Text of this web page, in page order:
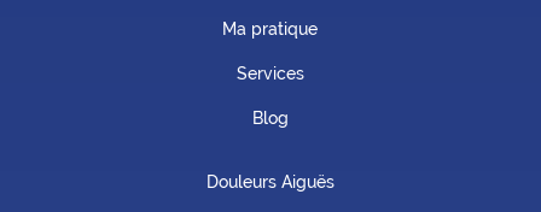
Ma pratique
Services
Blog
Douleurs Aiguës